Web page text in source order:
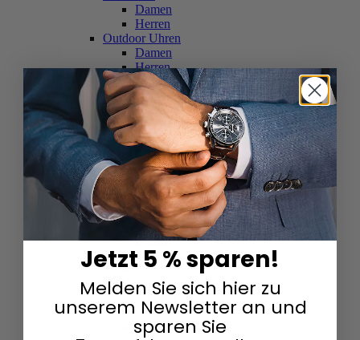
Damen
Herren
Outdoor Uhren
Damen
Herren
Schweizer Uhren
Damen
Herren
Skelettuhren
Damen
Herren
Smartwatches
Damen
Herren
Solaruhren
Herren
Damen
Sportuhren
Damen
Herren
Swarovski & Edelsteine
Damen
Herren
Jetzt 5 % sparen!
Melden Sie sich hier zu
unserem Newsletter an und
sparen Sie